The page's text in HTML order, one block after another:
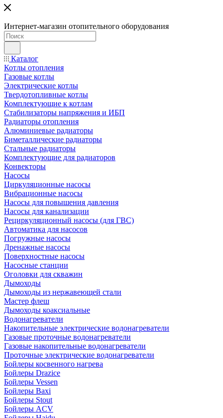
Интернет-магазин отопительного оборудования
Каталог
Котлы отопления
Газовые котлы
Электрические котлы
Твердотопливные котлы
Комплектующие к котлам
Стабилизаторы напряжения и ИБП
Радиаторы отопления
Алюминиевые радиаторы
Биметаллические радиаторы
Стальные радиаторы
Комплектующие для радиаторов
Конвекторы
Насосы
Циркуляционные насосы
Вибрационные насосы
Насосы для повышения давления
Насосы для канализации
Рециркуляционный насосы (для ГВС)
Автоматика для насосов
Погружные насосы
Дренажные насосы
Поверхностные насосы
Насосные станции
Оголовки для скважин
Дымоходы
Дымоходы из нержавеющей стали
Мастер флеш
Дымоходы коаксиальные
Водонагреватели
Накопительные электрические водонагреватели
Газовые проточные водонагреватели
Газовые накопительные водонагреватели
Проточные электрические водонагреватели
Бойлеры косвенного нагрева
Бойлеры Drazice
Бойлеры Vessen
Бойлеры Baxi
Бойлеры Stout
Бойлеры ACV